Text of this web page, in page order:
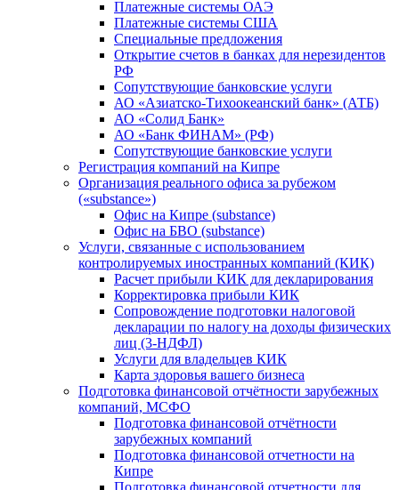
Платежные системы ОАЭ
Платежные системы США
Специальные предложения
Открытие счетов в банках для нерезидентов
РФ
Сопутствующие банковские услуги
АО «Азиатско-Тихоокеанский банк» (АТБ)
АО «Солид Банк»
АО «Банк ФИНАМ» (РФ)
Сопутствующие банковские услуги
Регистрация компаний на Кипре
Организация реального офиса за рубежом
(«substance»)
Офис на Кипре (substance)
Офис на БВО (substance)
Услуги, связанные с использованием
контролируемых иностранных компаний (КИК)
Расчет прибыли КИК для декларирования
Корректировка прибыли КИК
Сопровождение подготовки налоговой
декларации по налогу на доходы физических
лиц (3-НДФЛ)
Услуги для владельцев КИК
Карта здоровья вашего бизнеса
Подготовка финансовой отчётности зарубежных
компаний, МСФО
Подготовка финансовой отчётности
зарубежных компаний
Подготовка финансовой отчетности на
Кипре
Подготовка финансовой отчетности для